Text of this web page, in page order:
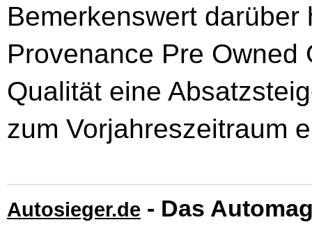
Bemerkenswert
Provenance Pre
Qualität eine
zum Vorjahreszeitraum
Autosieger.de - Das